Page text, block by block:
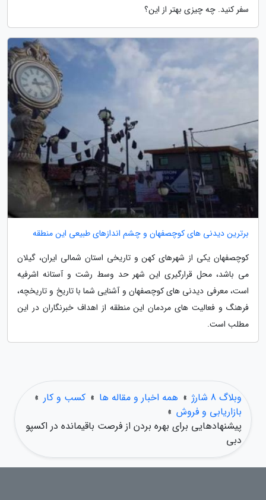
سفر کنید. چه چیزی بهتر از این؟
برترین دیدنی های کوچصفهان و چشم اندازهای طبیعی این منطقه
کوچصفهان یکی از شهرهای کهن و تاریخی استان شمالی ایران، گیلان
می باشد، محل قرارگیری این شهر حد وسط رشت و آستانه اشرفیه
است، معرفی دیدنی های کوچصفهان و آشنایی شما با تاریخ و تاریخچه،
فرهنگ و فعالیت های مردمان این منطقه از اهداف خبرنگاران در این
مطلب است.
وبلاگ 8 شارژ » همه اخبار و مقاله ها » کسب و کار »
بازاریابی و فروش »
پیشنهادهایی برای بهره بردن از فرصت باقیمانده در اکسپو
دبی